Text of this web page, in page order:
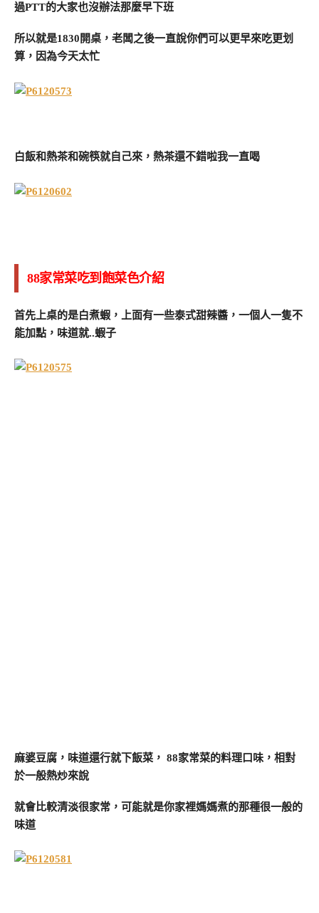
過PTT的大家也沒辦法那麼早下班
所以就是1830開桌，老闆之後一直說你們可以更早來吃更划
算，因為今天太忙
白飯和熱茶和碗筷就自己來，熱茶還不錯啦我一直喝
88家常菜吃到飽菜色介紹
首先上桌的是白煮蝦，上面有一些泰式甜辣醬，一個人一隻不
能加點，味道就..蝦子
麻婆豆腐，味道還行就下飯菜， 88家常菜的料理口味，相對
於一般熱炒來說
就會比較清淡很家常，可能就是你家裡媽媽煮的那種很一般的
味道